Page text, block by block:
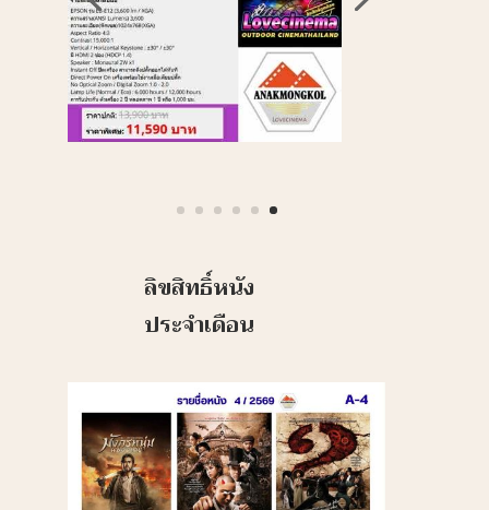
ลิขสิทธิ์หนัง
ประจำเดือน